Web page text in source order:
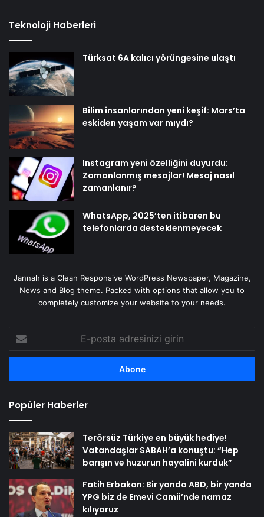
Teknoloji Haberleri
Türksat 6A kalıcı yörüngesine ulaştı
Bilim insanlarından yeni keşif: Mars’ta
eskiden yaşam var mıydı?
Instagram yeni özelliğini duyurdu:
Zamanlanmış mesajlar! Mesaj nasıl
zamanlanır?
WhatsApp, 2025’ten itibaren bu
telefonlarda desteklenmeyecek
Jannah is a Clean Responsive WordPress Newspaper, Magazine,
News and Blog theme. Packed with options that allow you to
completely customize your website to your needs.
posta
adresinizi
Popüler Haberler
Terörsüz Türkiye en büyük hediye!
Vatandaşlar SABAH’a konuştu: “Hep
barışın ve huzurun hayalini kurduk”
Fatih Erbakan: Bir yanda ABD, bir yanda
YPG biz de Emevi Camii’nde namaz
kılıyoruz